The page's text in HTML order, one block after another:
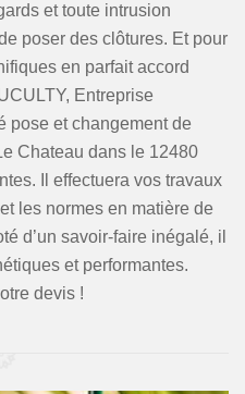
et toute intrusion
poser des clôtures. Et pour
en parfait accord
Entreprise
pose et changement de
Chateau dans le 12480
Il effectuera vos travaux
les normes en matière de
d’un savoir-faire inégalé, il
et performantes.
devis !